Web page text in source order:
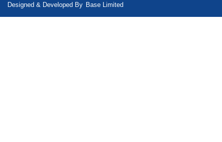
Designed & Developed By Base Limited